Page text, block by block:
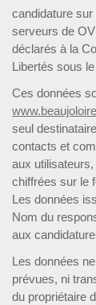
candidature sur
serveurs de
déclarés à la
Libertés sous
Ces données
seul
contacts et
aux
chiffrées sur le
Les données
Nom du
aux
Les données
prévues, ni
du propriétaire